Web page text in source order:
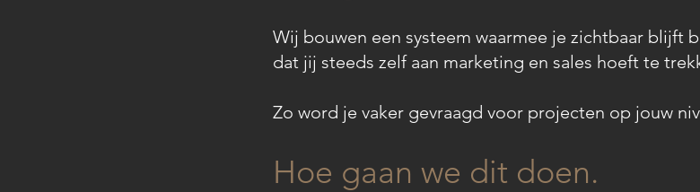
Wij bouwen een systeem waarmee je zichtbaar blijft
dat jij steeds zelf aan marketing en sales hoeft te
Zo word je vaker gevraagd voor projecten op jouw
Hoe gaan we dit doen.